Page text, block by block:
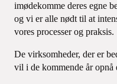
imødekomme deres egne
og vi er alle nødt til at
vores processer og praksis.
De virksomheder, der er
vil i de kommende år opnå